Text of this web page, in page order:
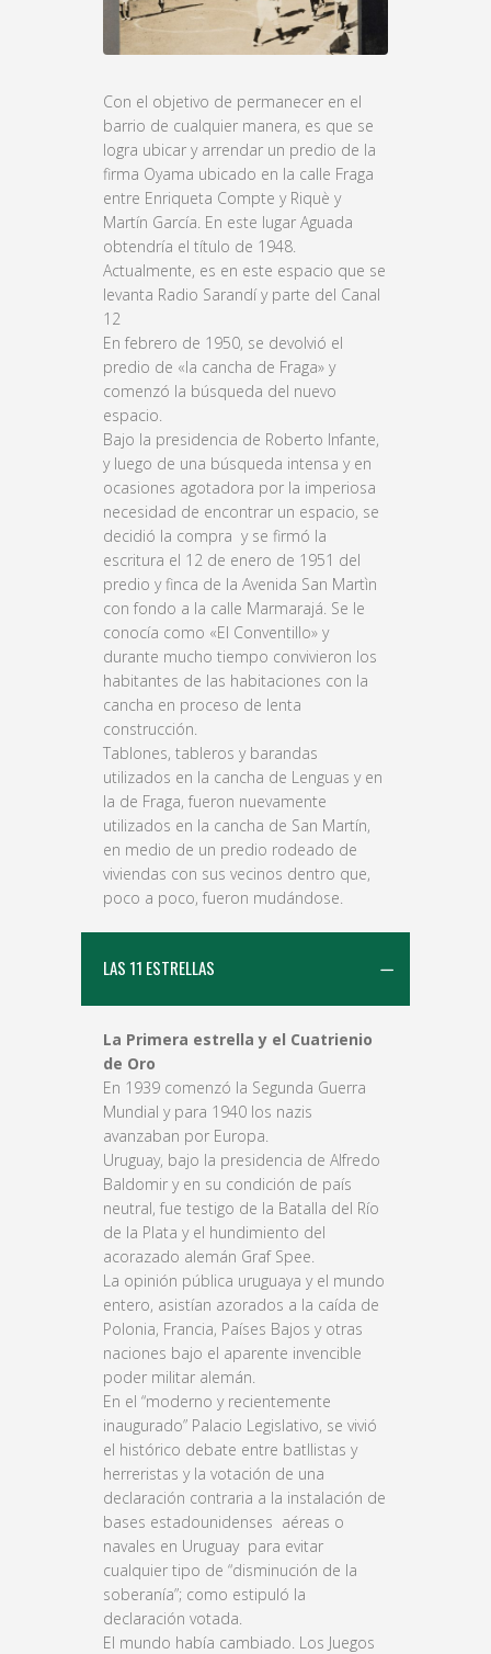
Con el objetivo de permanecer en el
barrio de cualquier manera, es que se
logra ubicar y arrendar un predio de la
firma Oyama ubicado en la calle Fraga
entre Enriqueta Compte y Riquè y
Martín García. En este lugar Aguada
obtendría el título de 1948.
Actualmente, es en este espacio que se
levanta Radio Sarandí y parte del Canal
12
En febrero de 1950, se devolvió el
predio de «la cancha de Fraga» y
comenzó la búsqueda del nuevo
espacio.
Bajo la presidencia de Roberto Infante,
y luego de una búsqueda intensa y en
ocasiones agotadora por la imperiosa
necesidad de encontrar un espacio, se
decidió la compra y se firmó la
escritura el 12 de enero de 1951 del
predio y finca de la Avenida San Martìn
con fondo a la calle Marmarajá. Se le
conocía como «El Conventillo» y
durante mucho tiempo convivieron los
habitantes de las habitaciones con la
cancha en proceso de lenta
construcción.
Tablones, tableros y barandas
utilizados en la cancha de Lenguas y en
la de Fraga, fueron nuevamente
utilizados en la cancha de San Martín,
en medio de un predio rodeado de
viviendas con sus vecinos dentro que,
poco a poco, fueron mudándose.
LAS 11 ESTRELLAS
La Primera estrella y el Cuatrienio
de Oro
En 1939 comenzó la Segunda Guerra
Mundial y para 1940 los nazis
avanzaban por Europa.
Uruguay, bajo la presidencia de Alfredo
Baldomir y en su condición de país
neutral, fue testigo de la Batalla del Río
de la Plata y el hundimiento del
acorazado alemán Graf Spee.
La opinión pública uruguaya y el mundo
entero, asistían azorados a la caída de
Polonia, Francia, Países Bajos y otras
naciones bajo el aparente invencible
poder militar alemán.
En el “moderno y recientemente
inaugurado” Palacio Legislativo, se vivió
el histórico debate entre batllistas y
herreristas y la votación de una
declaración contraria a la instalación de
bases estadounidenses aéreas o
navales en Uruguay para evitar
cualquier tipo de “disminución de la
soberanía”; como estipuló la
declaración votada.
El mundo había cambiado. Los Juegos